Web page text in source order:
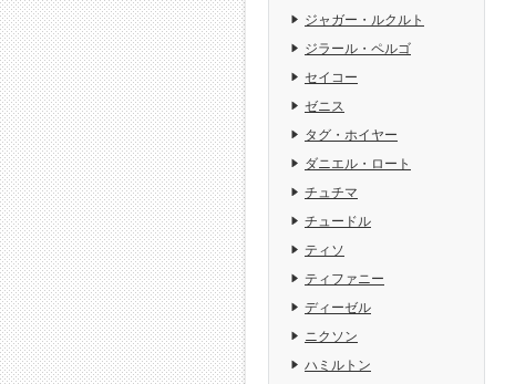
ジャガー・ルクルト
ジラール・ペルゴ
セイコー
ゼニス
タグ・ホイヤー
ダニエル・ロート
チュチマ
チュードル
ティソ
ティファニー
ディーゼル
ニクソン
ハミルトン